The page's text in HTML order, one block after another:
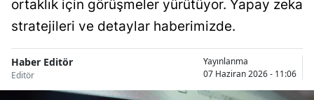
Artvin
Balıkesir
ortaklık için görüşmeler yürütüyor. Yapay zeka
stratejileri ve detaylar haberimizde.
Haber Editör
Editör
Yayınlanma
07 Haziran 2026 - 11:06